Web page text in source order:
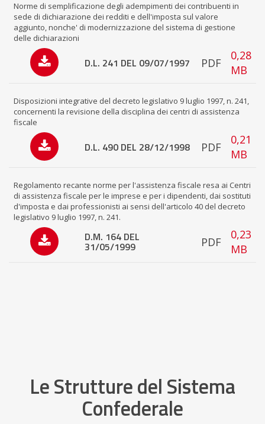
Norme di semplificazione degli adempimenti dei contribuenti in
sede di dichiarazione dei redditi e dell'imposta sul valore
aggiunto, nonche' di modernizzazione del sistema di gestione
delle dichiarazioni
D.L. 241 DEL 09/07/1997 PDF
0,28
MB
Disposizioni integrative del decreto legislativo 9 luglio 1997, n. 241,
concernenti la revisione della disciplina dei centri di assistenza
fiscale
D.L. 490 DEL 28/12/1998 PDF
0,21
MB
Regolamento recante norme per l'assistenza fiscale resa ai Centri
di assistenza fiscale per le imprese e per i dipendenti, dai sostituti
d'imposta e dai professionisti ai sensi dell'articolo 40 del decreto
legislativo 9 luglio 1997, n. 241.
D.M. 164 DEL
31/05/1999 PDF
0,23
MB
Le Strutture del Sistema
Confederale